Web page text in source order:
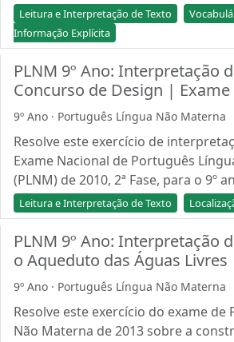
Leitura e Interpretação de Texto
Informação Explícita
PLNM 9º Ano: Interpretação
Concurso de Design | Exame
9º Ano · Português Língua Não Materna
Resolve este exercício de
Exame Nacional de Português
(PLNM) de 2010, 2ª Fase, para o 9º
Leitura e Interpretação de Texto
PLNM 9º Ano: Interpretação
o Aqueduto das Águas Livres
9º Ano · Português Língua Não Materna
Resolve este exercício do exame de
Não Materna de 2013 sobre a